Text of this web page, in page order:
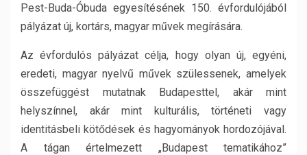
Pest-Buda-Óbuda egyesítésének 150. évfordulójából
pályázat új, kortárs, magyar művek megírására.
Az évfordulós pályázat célja, hogy olyan új, egyéni,
eredeti, magyar nyelvű művek szülessenek, amelyek
összefüggést mutatnak Budapesttel, akár mint
helyszínnel, akár mint kulturális, történeti vagy
identitásbeli kötődések és hagyományok hordozójával.
A tágan értelmezett „Budapest tematikához”